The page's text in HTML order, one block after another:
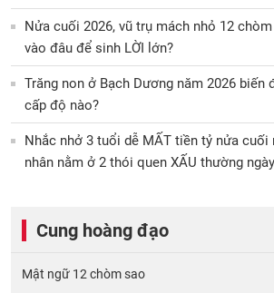
Nửa cuối 2026, vũ trụ mách nhỏ 12
vào đâu để sinh LỜI lớn?
Trăng non ở Bạch Dương năm 2026 biến
cấp độ nào?
Nhắc nhở 3 tuổi dễ MẤT tiền tỷ nửa cuối
nhân nằm ở 2 thói quen XẤU thường
Cung hoàng đạo
Mật ngữ 12 chòm sao